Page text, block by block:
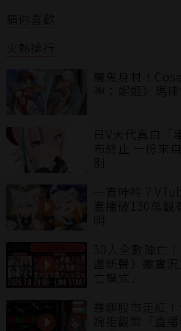
猜你喜歡
火熱排行
魔鬼身材！
神：妮姬》瑪
日V大代真白「
布終止 一份來
別
一直呻吟？
直播破130萬觀
明
30人全數陣亡
盪新聲》邀實
亡模式」
靠聊股市走紅
婉拒觀眾「直